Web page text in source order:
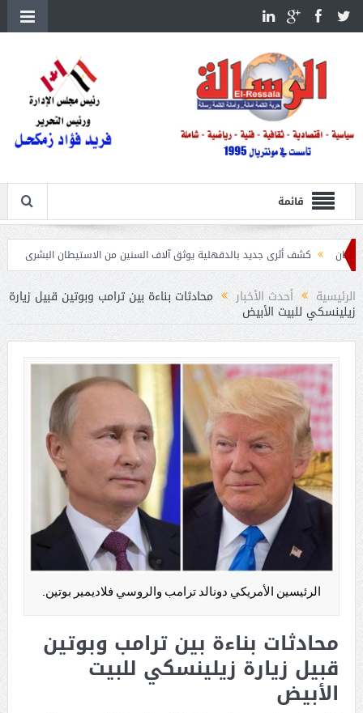
قائمة
أثرى جديد بالدقهلية يوثق آلاف السنين من الاستيطان البشرى اتحاد الكرة يطلب
الرئيسية أحدث الأخبار محادثات بناءة بين ترامب وبوتين قبيل زيارة
زيلينسكي للبيت الأبيض
الرئيسين الأمريكي دونالد ترامب والروسي فلاديمير بوتين.
محادثات بناءة بين ترامب وبوتين
قبيل زيارة زيلينسكي للبيت
الأبيض